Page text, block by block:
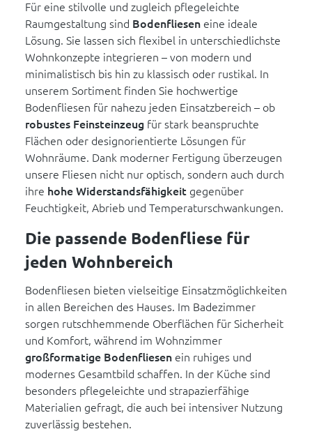
Für eine stilvolle und zugleich pflegeleichte
Raumgestaltung sind Bodenfliesen eine ideale
Lösung. Sie lassen sich flexibel in unterschiedlichste
Wohnkonzepte integrieren – von modern und
minimalistisch bis hin zu klassisch oder rustikal. In
unserem Sortiment finden Sie hochwertige
Bodenfliesen für nahezu jeden Einsatzbereich – ob
robustes Feinsteinzeug für stark beanspruchte
Flächen oder designorientierte Lösungen für
Wohnräume. Dank moderner Fertigung überzeugen
unsere Fliesen nicht nur optisch, sondern auch durch
ihre hohe Widerstandsfähigkeit gegenüber
Feuchtigkeit, Abrieb und Temperaturschwankungen.
Die passende Bodenfliese für
jeden Wohnbereich
Bodenfliesen bieten vielseitige Einsatzmöglichkeiten
in allen Bereichen des Hauses. Im Badezimmer
sorgen rutschhemmende Oberflächen für Sicherheit
und Komfort, während im Wohnzimmer
großformatige Bodenfliesen ein ruhiges und
modernes Gesamtbild schaffen. In der Küche sind
besonders pflegeleichte und strapazierfähige
Materialien gefragt, die auch bei intensiver Nutzung
zuverlässig bestehen.